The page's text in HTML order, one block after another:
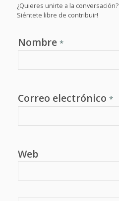
¿Quieres unirte a la conversación?
Siéntete libre de contribuir!
Nombre *
Correo electrónico *
Web